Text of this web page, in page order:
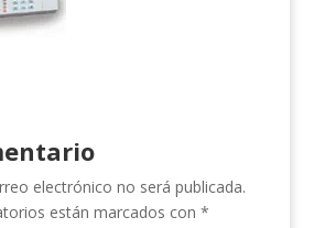
electrónico no será publicada.
están marcados con *